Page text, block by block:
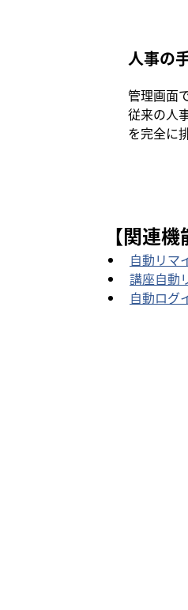
人事の
管理画面
従来の人
を完全に
【関連機
自動リマ
講座自動
自動ログ